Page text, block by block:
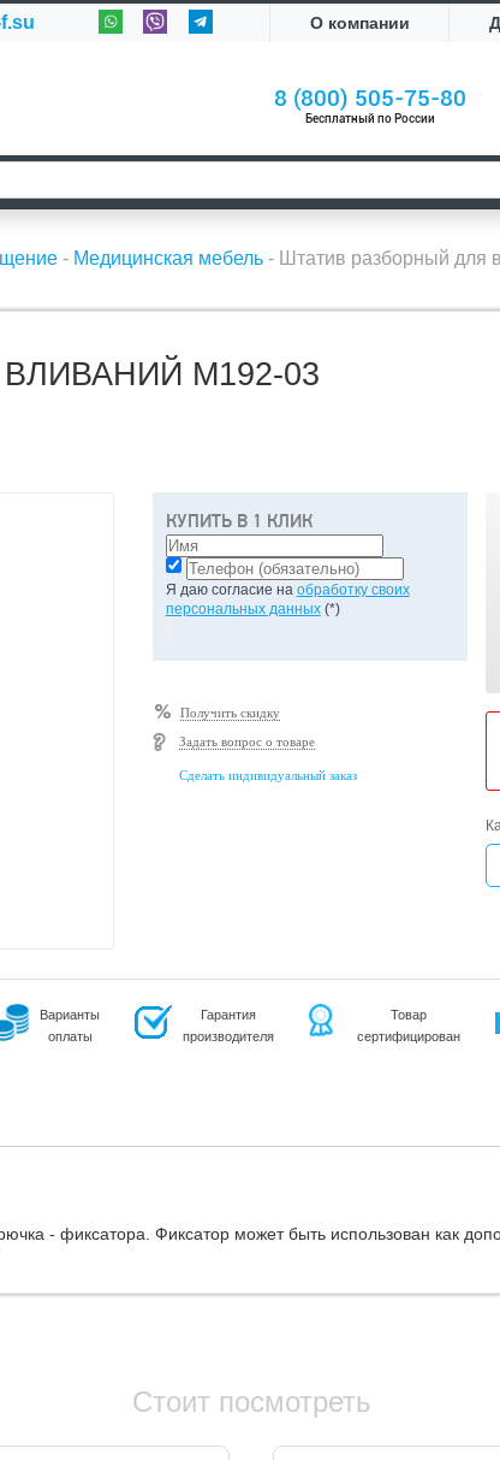
О компании
8 (800) 505-75-80
Бесплатный по России
- Медицинская мебель - Штатив разборный для
М192-03
КУПИТЬ В 1 КЛИК
Я даю согласие на обработку своих
персональных данных(*)
Получить скидку
Задать вопрос о товаре
Сделать индивидуальный заказ
Варианты
оплаты
Гарантия
производителя
Товар
сертифицирован
- фиксатора. Фиксатор может быть использован как
Стоит посмотреть